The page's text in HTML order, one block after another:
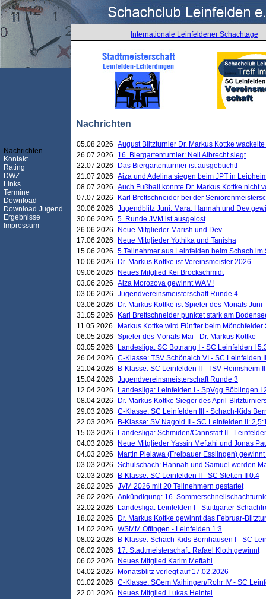
Internationale Leinfeldener Schachtage
Nachrichten
Nachrichten
Kontakt
Rating
DWZ
Links
Termine
Download
Download Jugend
Ergebnisse
Impressum
05.08.2026 August Blitzturnier Dr. Markus Kottke
26.07.2026
16. Biergartenturnier: Neil Albrecht siegt
22.07.2026
Das Biergartenturnier ist ausgebucht!
21.07.2026 Aiza und Adelina siegen beim JPT in
08.07.2026 Auch Fußball konnte Dr. Markus Kottke nicht
07.07.2026
Karl Brettschneider bei der
30.06.2026 Jugendblitz Juni: Mara, Hannah und Dev
30.06.2026 5. Runde JVM ist ausgelost
26.06.2026
Neue Mitglieder Marish und Dev
17.06.2026
Neue Mitglieder Yothika und Tanisha
15.06.2026 5 Teilnehmer aus Leinfelden beim Schach
10.06.2026
Dr. Markus Kottke ist Vereinsmeister 2026
09.06.2026
Neues Mitglied Kei Brockschmidt
03.06.2026 Aiza Morozova gewinnt WAM!
03.06.2026 Jugendvereinsmeisterschaft Runde 4
03.06.2026
Dr. Markus Kottke ist Spieler des Monats Juni
31.05.2026
Karl Brettschneider punktet stark am
11.05.2026
Markus Kottke wird Fünfter beim
06.05.2026 Spieler des Monats Mai - Dr. Markus Kottke
03.05.2026
Landesliga: SC Botnang I - SC Leinfelden I
26.04.2026 C-Klasse: TSV Schönaich VI - SC Leinfelden
21.04.2026
B-Klasse: SC Leinfelden II - TSV Heimsheim
15.04.2026 Jugendvereinsmeisterschaft Runde 3
12.04.2026
Landesliga: Leinfelden I - SpVgg Böblingen I
08.04.2026
Dr. Markus Kottke Sieger des April-
29.03.2026 C-Klasse: SC Leinfelden III - Schach-Kids
22.03.2026
B-Klasse: SV Nagold II - SC Leinfelden II:
15.03.2026
Landesliga: Schmiden/Cannstatt II -
04.03.2026
Neue Mitglieder Yassin Meftahi und Jonas
04.03.2026
Martin Pielawa (Freibauer Esslingen)
03.03.2026 Schulschach: Hannah und Samuel werden
02.03.2026
B-Klasse: SC Leinfelden II - SC Stetten II 0:4
26.02.2026 JVM 2026 mit 20 Teilnehmern gestartet
26.02.2026 Ankündigung: 16.
22.02.2026
Landesliga: Leinfelden I - Stuttgarter
18.02.2026
Dr. Markus Kottke gewinnt das Februar-
14.02.2026 WSMM Öffingen - Leinfelden 1:3
08.02.2026
B-Klasse: Schach-Kids Bernhausen I - SC
06.02.2026
17. Stadtmeisterschaft: Rafael Kloth gewinnt
06.02.2026
Neues Mitglied Karim Meftahi
04.02.2026
Monatsblitz verlegt auf 17.02.2026
01.02.2026 C-Klasse: SGem Vaihingen/Rohr IV - SC
22.01.2026
Neues Mitglied Lukas Heintel